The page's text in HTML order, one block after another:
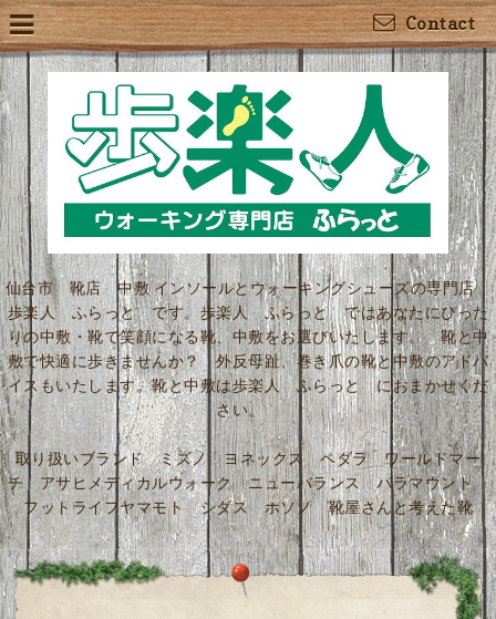
Contact
仙台市 靴店 中敷 インソールとウォーキングシューズの専門店
歩楽人 ふらっと です。歩楽人 ふらっと ではあなたにぴった
りの中敷・靴で笑顔になる靴、中敷をお選びいたします。 靴と中
敷で快適に歩きませんか？ 外反母趾、巻き爪の靴と中敷のアドバ
イスもいたします。靴と中敷は歩楽人 ふらっと におまかせくだ
さい。
取り扱いブランド ミズノ ヨネックス ペダラ ワールドマー
チ アサヒメディカルウォーク ニューバランス パラマウント
フットライフヤマモト シダス ホソノ 靴屋さんと考えた靴